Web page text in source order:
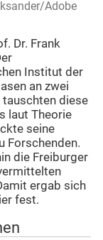
Adobe
Dr. Frank
Institut der
an zwei
tauschten diese
laut Theorie
seine
Forschenden.
die Freiburger
ergab sich
fest.